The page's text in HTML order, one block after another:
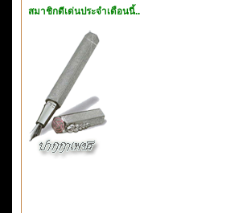
สมาชิกดีเด่นประจำเดือนนี้..